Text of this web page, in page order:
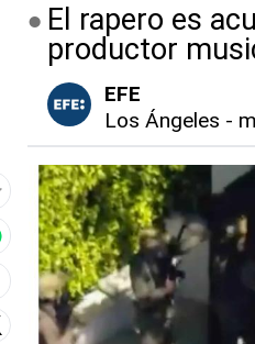
El rapero es
productor
EFE
Los Ángeles -